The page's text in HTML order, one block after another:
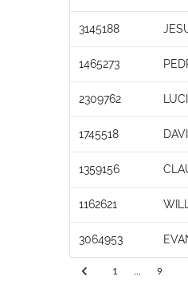
3145188
1465273
2309762
1745518
1359156
1162621
3064953
1 9